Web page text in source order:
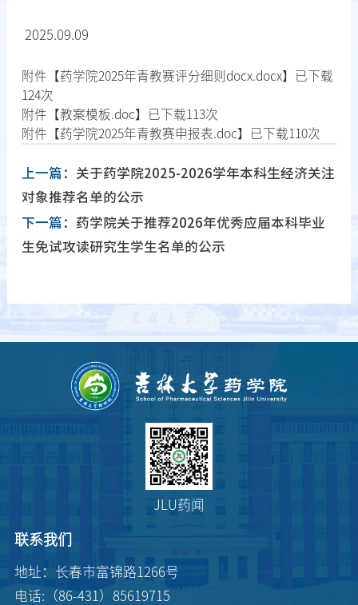
2025.09.09
附件【药学院2025年青教赛评分细则docx.docx】已下载
124次
附件【教案模板.doc】已下载113次
附件【药学院2025年青教赛申报表.doc】已下载110次
上一篇： 关于药学院2025-2026学年本科生经济关注
对象推荐名单的公示
下一篇： 药学院关于推荐2026年优秀应届本科毕业
生免试攻读研究生学生名单的公示
JLU药闻
联系我们
地址：长春市富锦路1266号
电话:（86-431）85619715